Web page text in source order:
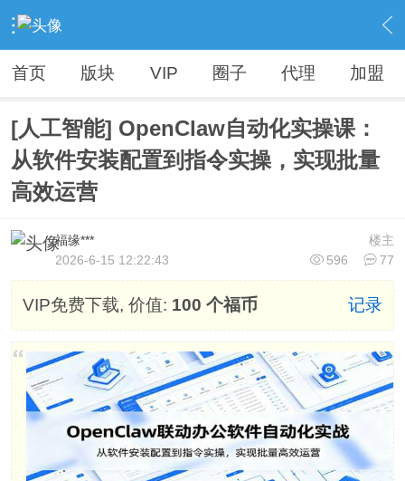
› Vip精品资源（人无我有，人有我优） ›
各大VIP资源【精品不断，全网首发】
内容
首页 版块 VIP 圈子 代理 加盟
[人工智能] OpenClaw自动化实操课：
从软件安装配置到指令实操，实现批量
高效运营
楼主
福缘***
596
77
2026-6-15 12:22:43
VIP免费下载, 价值: 100 个福币 记录